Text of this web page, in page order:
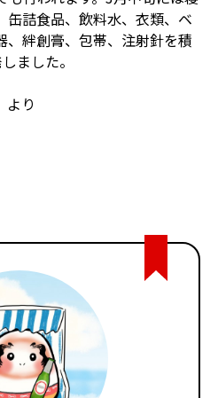
缶詰食品、飲料水、衣類、ベ
、絆創膏、包帯、注射針を積
ました。
より